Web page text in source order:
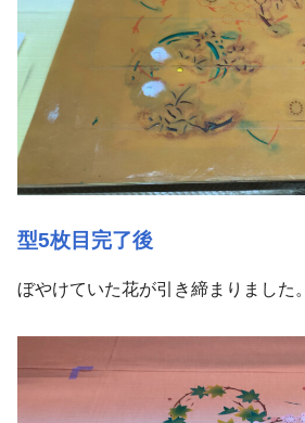
型5枚目完了後
ぼやけていた花が引き締まりました。